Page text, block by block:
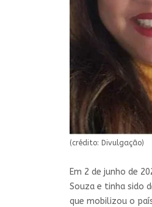
(crédito: Divulgação)
Em 2 de junho de
Souza e tinha sido
que mobilizou o